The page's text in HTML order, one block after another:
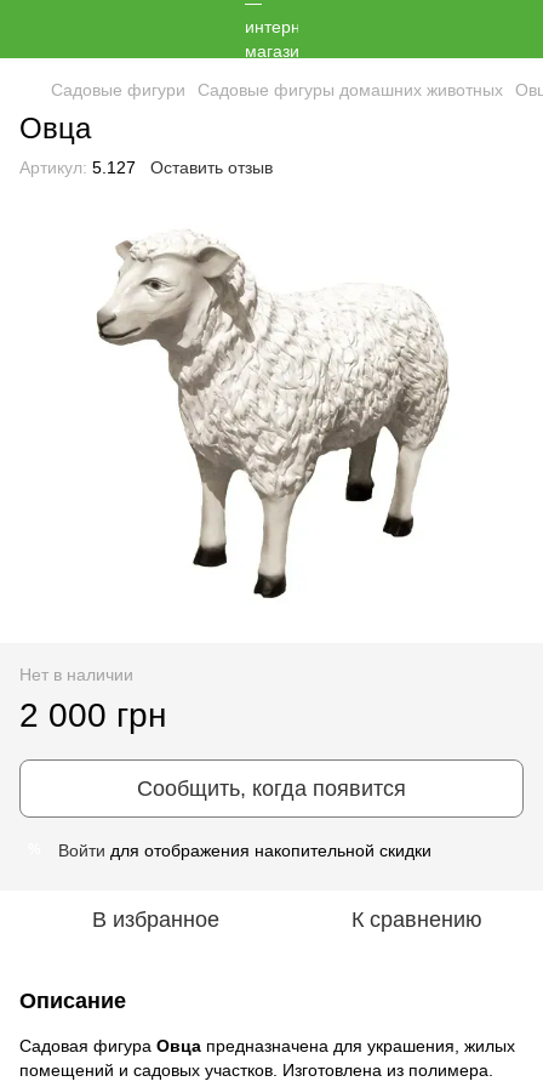
Садовые фигури Садовые фигуры домашних животных
Овца
Артикул: 5.127 Оставить отзыв
Нет в наличии
2 000 грн
Сообщить, когда появится
Войти для отображения накопительной скидки
В избранное К сравнению
Описание
Садовая фигура Овца предназначена для украшения, жилых
помещений и садовых участков. Изготовлена ​​из полимера.